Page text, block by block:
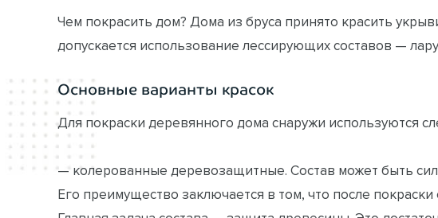
Чем покрасить дом? Дома из бруса принято красить
допускается использование лессирующих составов —
Основные варианты красок
Для покраски деревянного дома снаружи используются
— колерованные деревозащитные. Состав может быть
Его преимущество заключается в том, что после покраски